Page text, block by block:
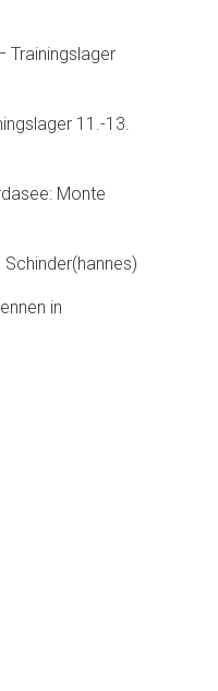
Trainingslager
11.-13.
Monte
in